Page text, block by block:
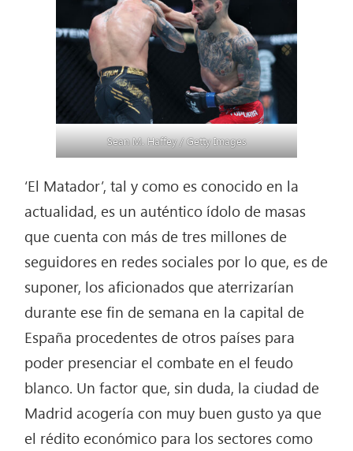
Sean M. Haffey / Getty Images
‘El Matador’, tal y como es conocido en la
actualidad, es un auténtico ídolo de masas
que cuenta con más de tres millones de
seguidores en redes sociales por lo que, es de
suponer, los aficionados que aterrizarían
durante ese fin de semana en la capital de
España procedentes de otros países para
poder presenciar el combate en el feudo
blanco. Un factor que, sin duda, la ciudad de
Madrid acogería con muy buen gusto ya que
el rédito económico para los sectores como